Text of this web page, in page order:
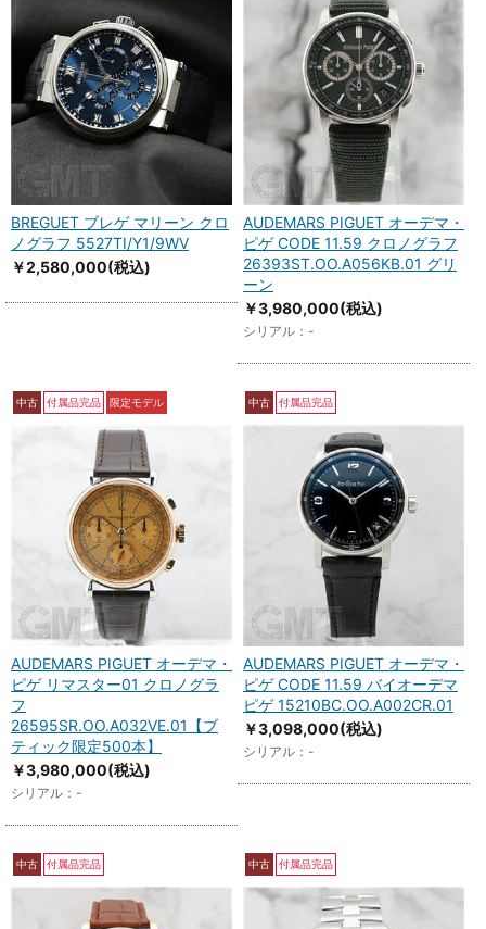
BREGUET ブレゲ マリーン クロ
ノグラフ 5527TI/Y1/9WV
￥2,580,000(税込)
AUDEMARS PIGUET オーデマ・
ピゲ CODE 11.59 クロノグラフ
26393ST.OO.A056KB.01 グリ
ーン
￥3,980,000(税込)
シリアル：-
中古 付属品完品 限定モデル
AUDEMARS PIGUET オーデマ・
ピゲ リマスター01 クロノグラ
フ
26595SR.OO.A032VE.01【ブ
ティック限定500本】
￥3,980,000(税込)
シリアル：-
中古 付属品完品
AUDEMARS PIGUET オーデマ・
ピゲ CODE 11.59 バイオーデマ
ピゲ 15210BC.OO.A002CR.01
￥3,098,000(税込)
シリアル：-
中古 付属品完品 中古 付属品完品